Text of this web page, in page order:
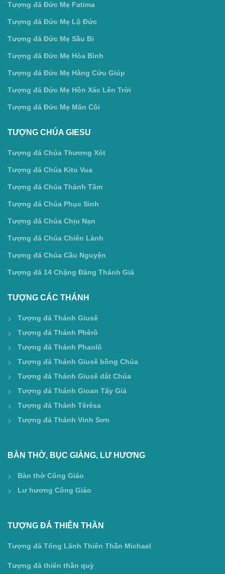
Tượng đá Đức Mẹ Fatima
Tượng đá Đức Mẹ Lộ Đức
Tượng đá Đức Mẹ Sầu Bi
Tượng đá Đức Mẹ Hòa Bình
Tượng đá Đức Mẹ Hằng Cứu Giúp
Tượng đá Đức Mẹ Hồn Xác Lên Trời
Tượng đá Đức Mẹ Mân Côi
TƯỢNG CHÚA GIESU
Tượng đá Chúa Thương Xót
Tượng đá Chúa Kito Vua
Tượng đá Chúa Thánh Tâm
Tượng đá Chúa Phục Sinh
Tượng đá Chúa Chịu Nạn
Tượng đá Chúa Chiên Lành
Tượng đá Chúa Cầu Nguyện
Tượng đá 14 Chặng Đàng Thánh Giá
TƯỢNG CÁC THÁNH
Tượng đá Thánh Giusê
Tượng đá Thánh Phêrô
Tượng đá Thánh Phaolô
Tượng đá Thánh Giusê bồng Chúa
Tượng đá Thánh Giusê dắt Chúa
Tượng đá Thánh Gioan Tẩy Giả
Tượng đá Thánh Têrêsa
Tượng đá Thánh Vinh Sơn
BÀN THỜ, BỤC GIẢNG, LƯ HƯƠNG
Bàn thờ Công Giáo
Lư hương Công Giáo
TƯỢNG ĐÁ THIÊN THẦN
Tượng đá Tổng Lãnh Thiên Thần Michael
Tượng đá thiên thần quỳ